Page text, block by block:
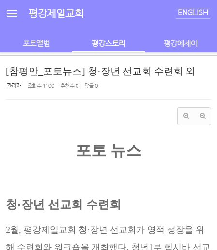
평강제일교회 ENGLISH
포토앨범 평강스토리 평강에세이
[참평안_포토뉴스] 청·장년 선교회 수련회 외
관리자 조회 수 1100 추천 수0 댓글0
포토 뉴스
청·장년 선교회 수련회
2월, 평강제일교회 청·장년 선교회가 영적 성장을 위
해 수련회와 워크숍을 개최했다. 청년1부 헵시바 선교